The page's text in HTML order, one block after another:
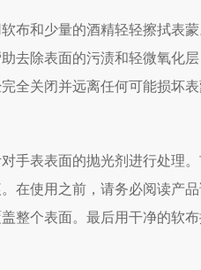
和少量的酒精轻轻擦拭表蒙
去除表面的污渍和轻微氧化
全关闭并远离任何可能损坏表
表表面的抛光剂进行处理。
在使用之前，请务必阅读产
整个表面。最后用干净的软